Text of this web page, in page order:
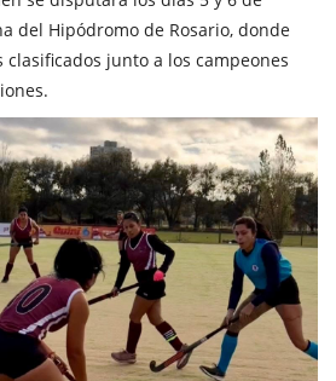
del Hipódromo de Rosario, donde
junto a los campeones